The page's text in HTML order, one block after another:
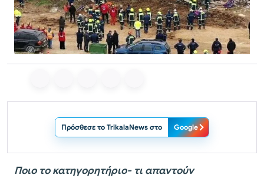
Πρόσθεσε το TrikalaNews στο Google
Ποιο το κατηγορητήριο- τι απαντούν